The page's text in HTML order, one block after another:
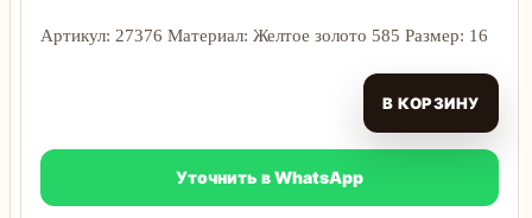
Артикул: 27376 Материал: Желтое золото 585 Размер: 16
В КОРЗИНУ
Уточнить в WhatsApp